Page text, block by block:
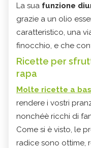
La sua funzione
grazie a un olio
caratteristico, una
finocchio, e che
Ricette per
rapa
Molte ricette a
rendere i vostri
nonchéè ricchi di
Come si è visto, le
radice sono ottime,